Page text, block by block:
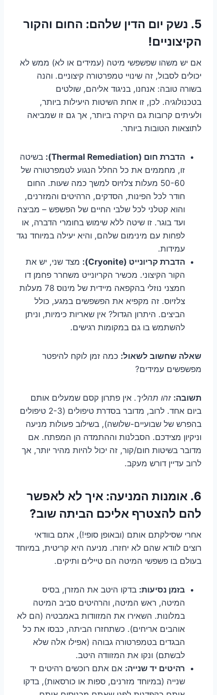
5. נשק יום הדין שלהם: החום והקור
הקיצוניים!
אם יש משהו שפשפשי מיטה (עמידים או לא) ממש לא
יכולים לסבול, זה שינויי טמפרטורה קיצוניים. והנה
בשורה טובה: אנחנו, בניגוד אליהם, שולטים
בטכנולוגיה. לכן, זו אחת השיטות היעילות ביותר,
ולעיתים קרובות גם היקרה ביותר, אך גם זו שמביאה
לתוצאות הטובות ביותר.
הדברת חום (Thermal Remediation):
בשיטה
זו, מחממים את כל החלל הנגוע לטמפרטורה של
50-60 מעלות צלזיוס למשך כמה שעות. החום
חודר לכל הפינות, הסדקים, הרהיטים והמזרנים,
והוא קטלני לכל שלבי החיים של הפשפש – מביצה
ועד בוגר. זו שיטה ללא שימוש בחומרי הדברה, או
לפחות עם מינימום שלהם, והיא יעילה במיוחד נגד
עמידות.
הדברת קריונייט (Cryonite):
מצד שני, יש את
הקור הקיצוני. מכשיר הקריונייט משחרר פחמן דו
חמצני נוזלי בהקפאה מיידית של מינוס 78 מעלות
צלזיוס. זה מקפיא את הפשפשים במגע, כולל
הביצים. היתרון הגדול? אין שאריות כימיות, וניתן
להשתמש בו גם במקומות רגישים.
שאלה שחשוב לשאול: כמה זמן לוקח להיפטר
מפשפשים עמידים?
תשובה: זהו תהליך. אין פתרון קסם שמעלים אותם
ביום אחד. לרוב, מדובר בסדרת טיפולים (2-3 טיפולים
בהפרש של שבועיים-שלושה), בשילוב פעולות מניעה
וניקיון מצידכם. הסבלנות וההתמדה הן המפתח. אם
מדובר בשיטות חום/קור, זה יכול להיות מהיר יותר, אך
לרוב עדיין דורש מעקב.
6. אומנות המניעה: איך לא לאפשר
להם להצטרף אליכם הביתה שוב?
אחרי שסילקתם אותם (ובאופן סופי!), אתם בוודאי
רוצים לוודא שהם לא יחזרו. מניעה היא קריטית, במיוחד
בעולם בו פשפשי המיטה הם טיילים ותיקים.
בזמן נסיעות: בדקו היטב את המזרן, בסיס
המיטה, ראש המיטה, והרהיטים סביב המיטה
במלונות. השאירו את המזוודות באמבטיה (הם לא
אוהבים אריחים). כשתחזרו הביתה, כבסו את כל
הבגדים בטמפרטורה גבוהה (אפילו אלה שלא
לבשתם) ונקו את המזוודה היטב.
רהיטים יד שנייה: אם אתם רוכשים רהיטים יד
שנייה (במיוחד מזרנים, ספות או כורסאות), בדקו